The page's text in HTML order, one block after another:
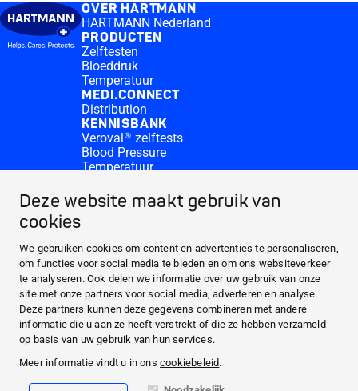
Deze website maakt gebruik van
cookies
We gebruiken cookies om content en advertenties te personaliseren,
om functies voor social media te bieden en om ons websiteverkeer
te analyseren. Ook delen we informatie over uw gebruik van onze
site met onze partners voor social media, adverteren en analyse.
Deze partners kunnen deze gegevens combineren met andere
informatie die u aan ze heeft verstrekt of die ze hebben verzameld
op basis van uw gebruik van hun services.
Meer informatie vindt u in onscookiebeleid.
OVER HARTMANN
HARTMANN Nederland
PRODUCTEN
Zelftesten
Bloeddruk
Temperatuur
MEDI.CONNECT
Distribution
KENNISBANK
Veroval® zelftests
Blood Pressure
Temperatuur
Contact
Waar te koop?
PRODUCTEN
MEDI.CONNECT
KENNISBANK
Facebook